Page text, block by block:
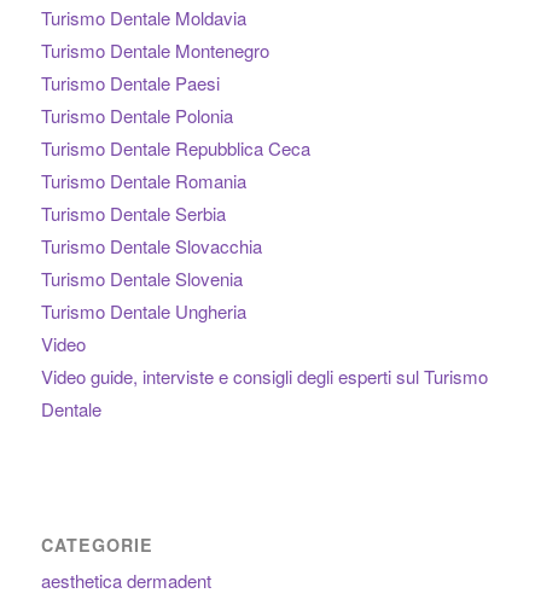
Turismo Dentale Moldavia
Turismo Dentale Montenegro
Turismo Dentale Paesi
Turismo Dentale Polonia
Turismo Dentale Repubblica Ceca
Turismo Dentale Romania
Turismo Dentale Serbia
Turismo Dentale Slovacchia
Turismo Dentale Slovenia
Turismo Dentale Ungheria
Video
Video guide, interviste e consigli degli esperti sul Turismo
Dentale
CATEGORIE
aesthetica dermadent